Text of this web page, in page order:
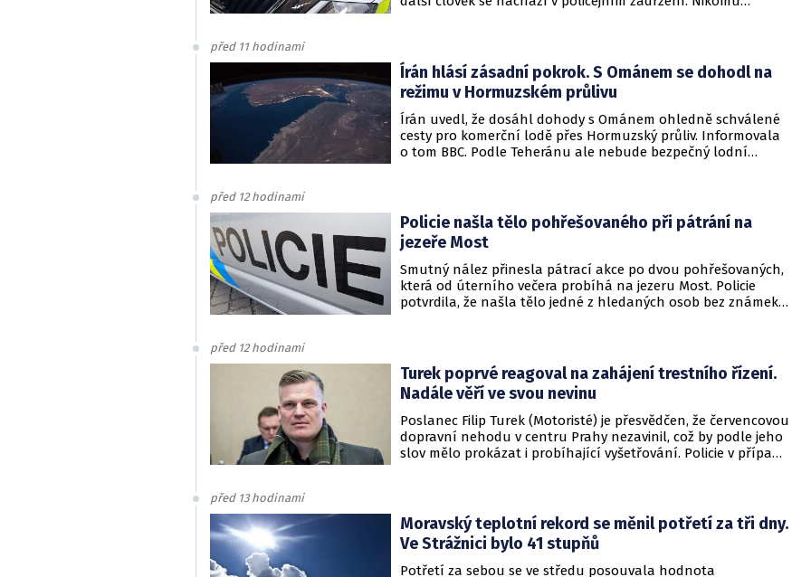
před 11 hodinami
Írán hlásí zásadní pokrok. S Ománem se dohodl na
režimu v Hormuzském průlivu
Írán uvedl, že dosáhl dohody s Ománem ohledně schválené
cesty pro komerční lodě přes Hormuzský průliv. Informovala
o tom BBC. Podle Teheránu ale nebude bezpečný lodní
před 12 hodinami
Policie našla tělo pohřešovaného při pátrání na
jezeře Most
Smutný nález přinesla pátrací akce po dvou pohřešovaných,
která od úterního večera probíhá na jezeru Most. Policie
potvrdila, že našla tělo jedné z hledaných osob bez známek
před 12 hodinami
Turek poprvé reagoval na zahájení trestního řízení.
Nadále věří ve svou nevinu
Poslanec Filip Turek (Motoristé) je přesvědčen, že červencovou
dopravní nehodu v centru Prahy nezavinil, což by podle jeho
slov mělo prokázat i probíhající vyšetřování. Policie v případu
před 13 hodinami
Moravský teplotní rekord se měnil potřetí za tři dny.
Ve Strážnici bylo 41 stupňů
Potřetí za sebou se ve středu posouvala hodnota